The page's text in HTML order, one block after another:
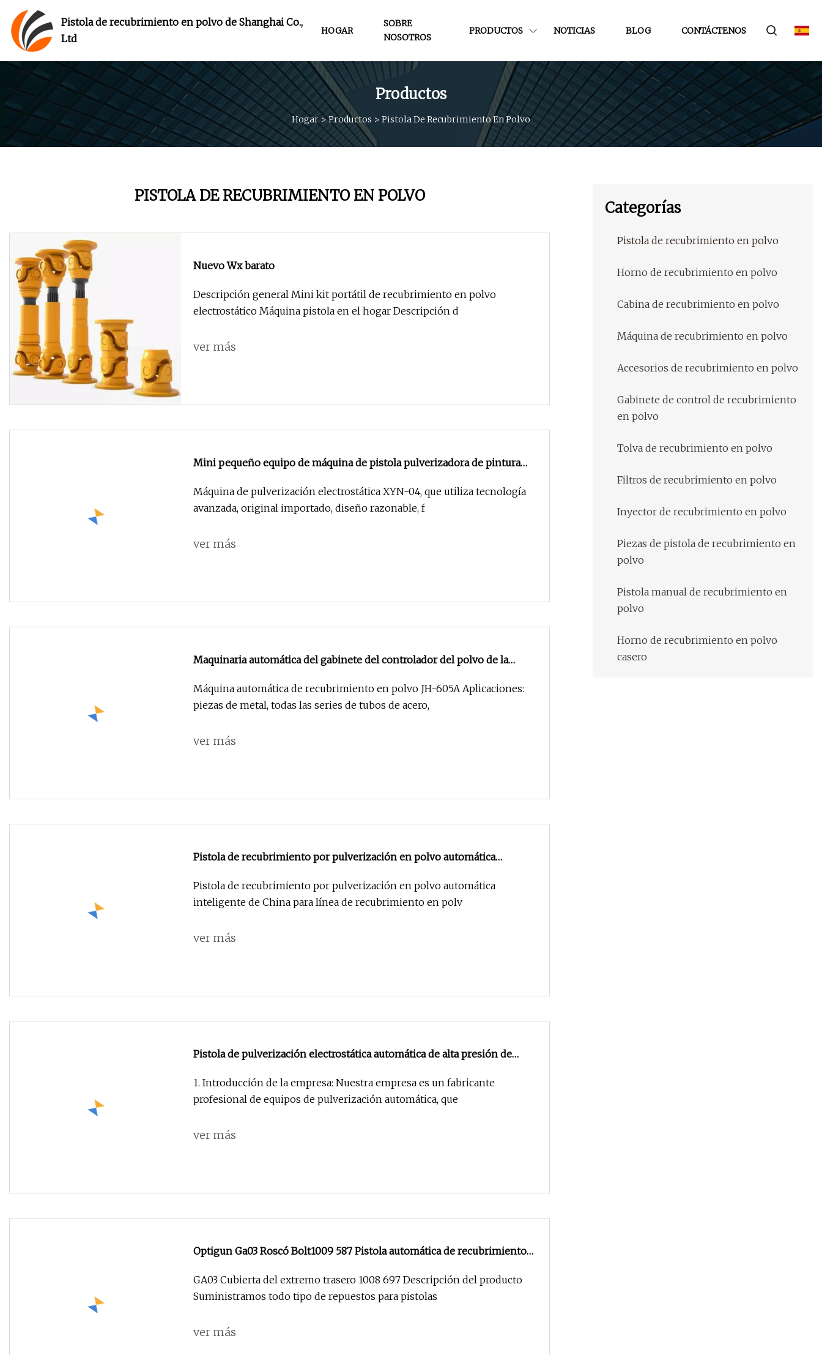
Pistola de recubrimiento en polvo de Shanghai Co.,
Ltd
HOGAR
SOBRE
NOSOTROS
PRODUCTOS NOTICIAS BLOG CONTÁCTENOS
Productos
Hogar >Productos > Pistola De Recubrimiento En Polvo
PISTOLA DE RECUBRIMIENTO EN POLVO
Nuevo Wx barato
Descripción general Mini kit portátil de recubrimiento en polvo
electrostático Máquina pistola en el hogar Descripción d
ver más
Mini pequeño equipo de máquina de pistola pulverizadora de pintura
Máquina de pulverización electrostática XYN-04, que utiliza tecnología
avanzada, original importado, diseño razonable, f
ver más
Maquinaria automática del gabinete del controlador del polvo de la
Máquina automática de recubrimiento en polvo JH-605A Aplicaciones:
piezas de metal, todas las series de tubos de acero,
ver más
Pistola de recubrimiento por pulverización en polvo automática
Pistola de recubrimiento por pulverización en polvo automática
inteligente de China para línea de recubrimiento en polv
ver más
Pistola de pulverización electrostática automática de alta presión de
marco
1. Introducción de la empresa: Nuestra empresa es un fabricante
profesional de equipos de pulverización automática, que
ver más
Optigun Ga03 Roscó Bolt1009 587 Pistola automática de recubrimiento
GA03 Cubierta del extremo trasero 1008 697 Descripción del producto
Suministramos todo tipo de repuestos para pistolas
ver más
Categorías
Pistola de recubrimiento en polvo
Horno de recubrimiento en polvo
Cabina de recubrimiento en polvo
Máquina de recubrimiento en polvo
Accesorios de recubrimiento en polvo
Gabinete de control de recubrimiento
en polvo
Tolva de recubrimiento en polvo
Filtros de recubrimiento en polvo
Inyector de recubrimiento en polvo
Piezas de pistola de recubrimiento en
polvo
Pistola manual de recubrimiento en
polvo
Horno de recubrimiento en polvo
casero